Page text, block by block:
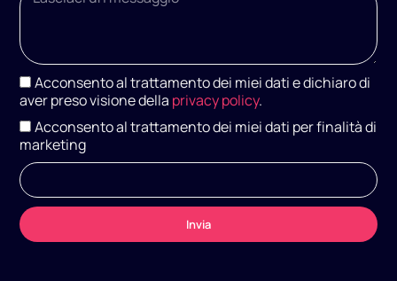
Acconsento al trattamento dei miei dati e dichiaro di
aver preso visione della privacy policy.
Acconsento al trattamento dei miei dati per finalità di
marketing
Invia